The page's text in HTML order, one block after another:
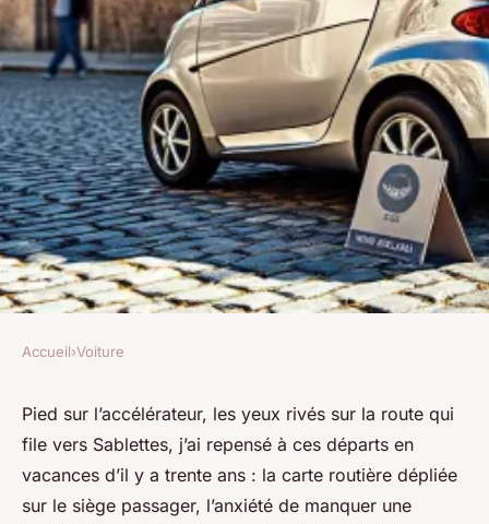
Réservez une voiture au Mans
dès 21€ par jour chez France
Cars
Accueil›Voiture
Pied sur l’accélérateur, les yeux rivés sur la route qui
file vers Sablettes, j’ai repensé à ces départs en
vacances d’il y a trente ans : la carte routière dépliée
sur le siège passager, l’anxiété de manquer une